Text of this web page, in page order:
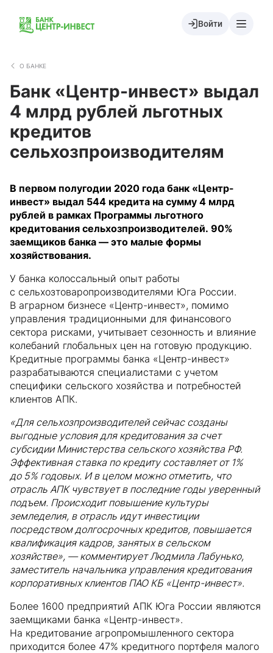
Войти
О БАНКЕ
Банк «Центр-инвест» выдал
4 млрд рублей льготных
кредитов
сельхозпроизводителям
В первом полугодии 2020 года банк «Центр-
инвест» выдал 544 кредита на сумму 4 млрд
рублей в рамках Программы льготного
кредитования сельхозпроизводителей. 90%
заемщиков банка — это малые формы
хозяйствования.
У банка колоссальный опыт работы
с сельхозтоваропроизводителями Юга России.
В аграрном бизнесе «Центр-инвест», помимо
управления традиционными для финансового
сектора рисками, учитывает сезонность и влияние
колебаний глобальных цен на готовую продукцию.
Кредитные программы банка «Центр-инвест»
разрабатываются специалистами с учетом
специфики сельского хозяйства и потребностей
клиентов АПК.
«Для сельхозпроизводителей сейчас созданы
выгодные условия для кредитования за счет
субсидии Министерства сельского хозяйства РФ.
Эффективная ставка по кредиту составляет от 1%
до 5% годовых. И в целом можно отметить, что
отрасль АПК чувствует в последние годы уверенный
подъем. Происходит повышение культуры
земледелия, в отрасль идут инвестиции
посредством долгосрочных кредитов, повышается
квалификация кадров, занятых в сельском
хозяйстве», — комментирует Людмила Лабунько,
заместитель начальника управления кредитования
корпоративных клиентов ПАО КБ «Центр-инвест».
Более 1600 предприятий АПК Юга России являются
заемщиками банка «Центр-инвест».
На кредитование агропромышленного сектора
приходится более 47% кредитного портфеля малого